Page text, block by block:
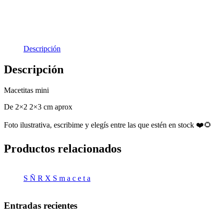
Descripción
Descripción
Macetitas mini
De 2×2 2×3 cm aprox
Foto ilustrativa, escribime y elegís entre las que estén en stock ❤️🌻
Productos relacionados
S Ñ R X S m a c e t a
Entradas recientes